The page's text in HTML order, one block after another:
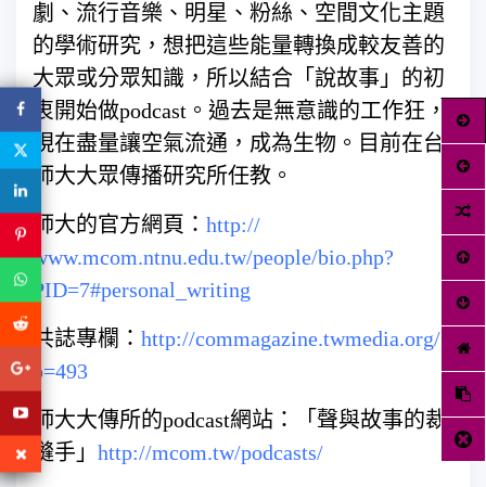
劇、流行音樂、明星、粉絲、空間文化主題
的學術研究，想把這些能量轉換成較友善的
大眾或分眾知識，所以結合「說故事」的初
衷開始做podcast。過去是無意識的工作狂，
現在盡量讓空氣流通，成為生物。目前在台
師大大眾傳播研究所任教。
師大的官方網頁： http://
www.mcom.ntnu.edu.tw/people/bio.php?
PID=7#personal_writing
共誌專欄： http://commagazine.twmedia.org/
p=493
師大大傳所的podcast網站：「聲與故事的裁
縫手」 http://mcom.tw/podcasts/